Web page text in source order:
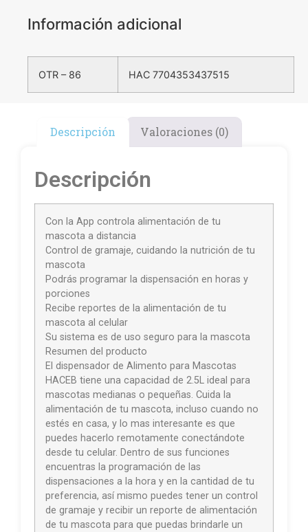
Información adicional
OTR – 86 HAC 7704353437515
Descripción Valoraciones (0)
Descripción
Con la App controla alimentación de tu
mascota a distancia
Control de gramaje, cuidando la nutrición de tu
mascota
Podrás programar la dispensación en horas y
porciones
Recibe reportes de la alimentación de tu
mascota al celular
Su sistema es de uso seguro para la mascota
Resumen del producto
El dispensador de Alimento para Mascotas
HACEB tiene una capacidad de 2.5L ideal para
mascotas medianas o pequeñas. Cuida la
alimentación de tu mascota, incluso cuando no
estés en casa, y lo mas interesante es que
puedes hacerlo remotamente conectándote
desde tu celular. Dentro de sus funciones
encuentras la programación de las
dispensaciones a la hora y en la cantidad de tu
preferencia, así mismo puedes tener un control
de gramaje y recibir un reporte de alimentación
de tu mascota para que puedas brindarle un